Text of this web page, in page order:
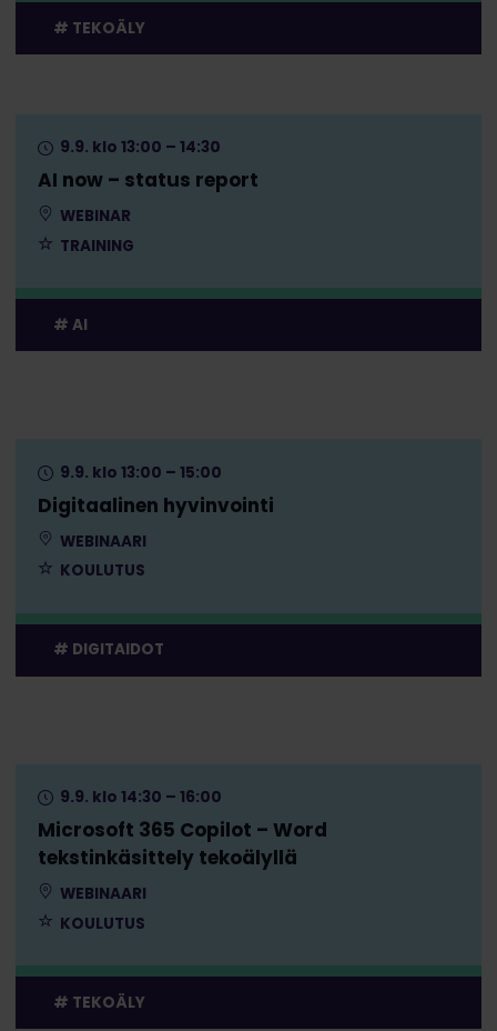
TEKOÄLY
AI now – status report
9.9. klo 13:00 – 14:30
WEBINAR
TRAINING
AI
Digitaalinen hyvinvointi
9.9. klo 13:00 – 15:00
WEBINAARI
KOULUTUS
DIGITAIDOT
Microsoft 365 Copilot – Word
tekstinkäsittely tekoälyllä
9.9. klo 14:30 – 16:00
WEBINAARI
KOULUTUS
TEKOÄLY